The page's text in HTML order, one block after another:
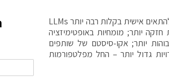
זאת בנוסף ליכולות כוונון (Fine-Tuning) המאפשרות לארגונים להתאים אישית בקלות רבה יותר LLMs
יותר; מומחיות באופטימיזציה
יותר; אקו-סיסטם של שותפים
גדול יותר – החל מפלטפורמות